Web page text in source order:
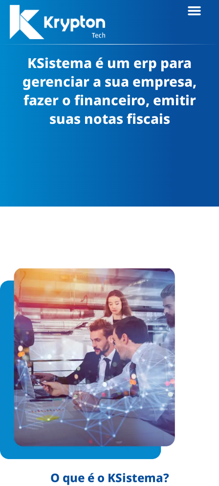
KSistema é um erp para
gerenciar a sua empresa,
fazer o financeiro, emitir
suas notas fiscais
O que é o KSistema?